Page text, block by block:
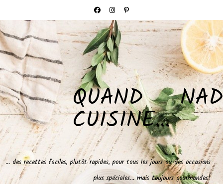
QUAND NAD
CUISINE…
… des recettes faciles, plutôt rapides, pour tous les jours ou des occasions
plus spéciales… mais toujours gourmandes!